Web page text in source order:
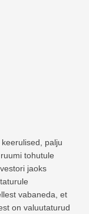
palju
tohutule
jaoks
vabaneda, et
on valuutaturud